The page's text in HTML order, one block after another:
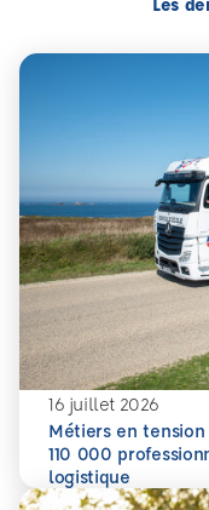
16 juillet 2026
Métiers en
110 000
logistique
En savoir plus
Métiers en